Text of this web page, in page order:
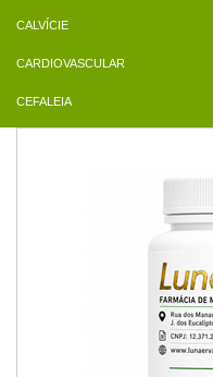
CALVÍCIE
CARDIOVASCULAR
CEFALEIA